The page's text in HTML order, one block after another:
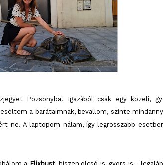
Pozsonyba. Igazából csak egy közeli,
a barátaimnak, bevallom, szinte
ne. A laptopom nálam, így legrosszabb
a Flixbust, hiszen olcsó is, gyors is -